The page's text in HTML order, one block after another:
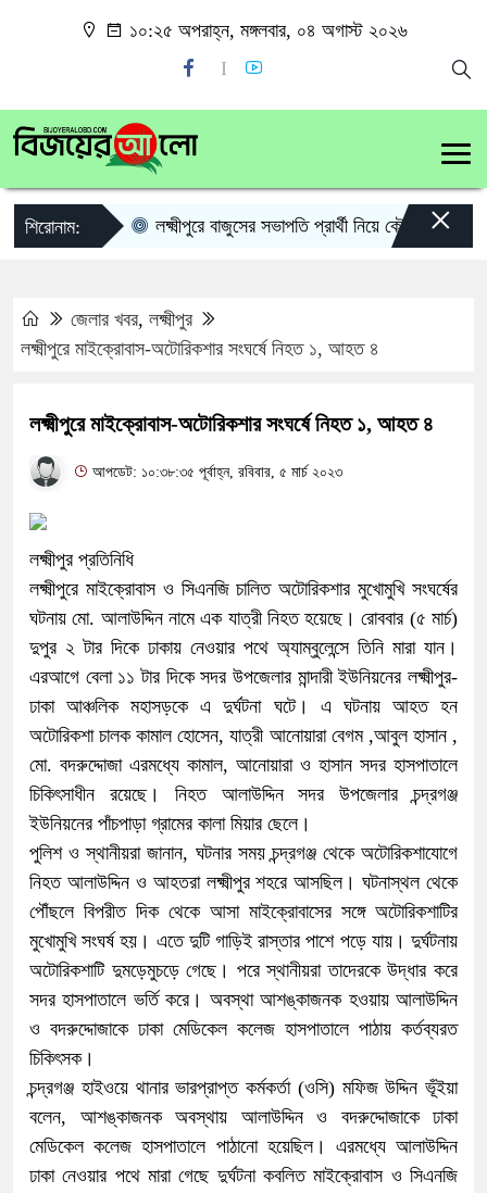
১০:২৫ অপরাহ্ন, মঙ্গলবার, ০৪ অগাস্ট ২০২৬
শিরোনাম: লক্ষ্মীপুরে বাজুসের সভাপতি প্রার্থী নিয়ে কৌতূহল ×
জেলার খবর, লক্ষ্মীপুর
লক্ষ্মীপুরে মাইক্রোবাস-অটোরিকশার সংঘর্ষে নিহত ১, আহত ৪
লক্ষ্মীপুরে মাইক্রোবাস-অটোরিকশার সংঘর্ষে নিহত ১, আহত ৪
আপডেট: ১০:৩৮:৩৫ পূর্বাহ্ন, রবিবার, ৫ মার্চ ২০২৩
লক্ষ্মীপুর প্রতিনিধি
লক্ষ্মীপুরে মাইক্রোবাস ও সিএনজি চালিত অটোরিকশার মুখোমুখি সংঘর্ষের
ঘটনায় মো. আলাউদ্দিন নামে এক যাত্রী নিহত হয়েছে। রোববার (৫ মার্চ)
দুপুর ২ টার দিকে ঢাকায় নেওয়ার পথে অ্যাম্বুলেন্সে তিনি মারা যান।
এরআগে বেলা ১১ টার দিকে সদর উপজেলার মান্দারী ইউনিয়নের লক্ষ্মীপুর-
ঢাকা আঞ্চলিক মহাসড়কে এ দুর্ঘটনা ঘটে। এ ঘটনায় আহত হন
অটোরিকশা চালক কামাল হোসেন, যাত্রী আনোয়ারা বেগম ,আবুল হাসান ,
মো. বদরুদ্দোজা এরমধ্যে কামাল, আনোয়ারা ও হাসান সদর হাসপাতালে
চিকিৎসাধীন রয়েছে। নিহত আলাউদ্দিন সদর উপজেলার চন্দ্রগঞ্জ
ইউনিয়নের পাঁচপাড়া গ্রামের কালা মিয়ার ছেলে।
পুলিশ ও স্থানীয়রা জানান, ঘটনার সময় চন্দ্রগঞ্জ থেকে অটোরিকশাযোগে
নিহত আলাউদ্দিন ও আহতরা লক্ষ্মীপুর শহরে আসছিল। ঘটনাস্থল থেকে
পৌঁছলে বিপরীত দিক থেকে আসা মাইক্রোবাসের সঙ্গে অটোরিকশাটির
মুখোমুখি সংঘর্ষ হয়। এতে দুটি গাড়িই রাস্তার পাশে পড়ে যায়। দুর্ঘটনায়
অটোরিকশাটি দুমড়েমুচড়ে গেছে। পরে স্থানীয়রা তাদেরকে উদ্ধার করে
সদর হাসপাতালে ভর্তি করে। অবস্থা আশঙ্কাজনক হওয়ায় আলাউদ্দিন
ও বদরুদ্দোজাকে ঢাকা মেডিকেল কলেজ হাসপাতালে পাঠায় কর্তব্যরত
চিকিৎসক।
চন্দ্রগঞ্জ হাইওয়ে থানার ভারপ্রাপ্ত কর্মকর্তা (ওসি) মফিজ উদ্দিন ভূঁইয়া
বলেন, আশঙ্কাজনক অবস্থায় আলাউদ্দিন ও বদরুদ্দোজাকে ঢাকা
মেডিকেল কলেজ হাসপাতালে পাঠানো হয়েছিল। এরমধ্যে আলাউদ্দিন
ঢাকা নেওয়ার পথে মারা গেছে দুর্ঘটনা কবলিত মাইক্রোবাস ও সিএনজি